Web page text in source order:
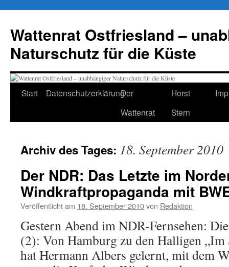
springen
Wattenrat Ostfriesland –
Naturschutz für die Küste
Start DatenschutzerklärungDer
Wattenrat
Horst
Stern
Archiv des Tages: 18. September 2010
Der NDR: Das Letzte im
Windkraftpropaganda mit
Veröffentlicht am 18. September 2010von Redaktion
Gestern Abend im NDR-Fernsehen:
(2): Von Hamburg zu den Halligen
hat Hermann Albers gelernt, mit dem